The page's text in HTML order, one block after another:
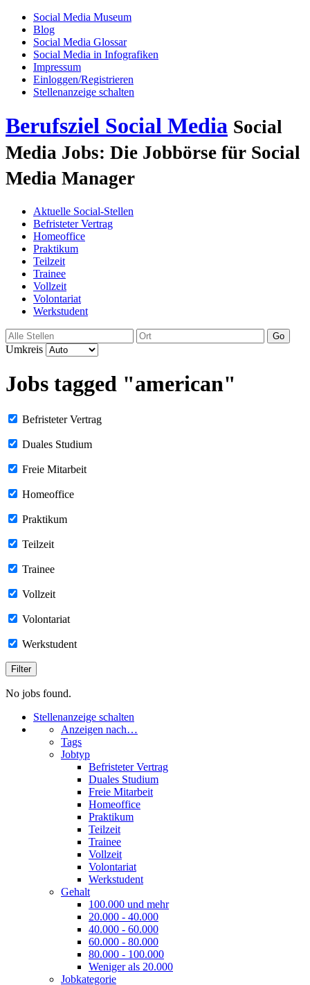
Social Media Museum
Blog
Social Media Glossar
Social Media in Infografiken
Impressum
Einloggen/Registrieren
Stellenanzeige schalten
Berufsziel Social Media Social
Media Jobs: Die Jobbörse für Social
Media Manager
Aktuelle Social-Stellen
Befristeter Vertrag
Homeoffice
Praktikum
Teilzeit
Trainee
Vollzeit
Volontariat
Werkstudent
Go
Umkreis
Jobs tagged "american"
Befristeter Vertrag
Duales Studium
Freie Mitarbeit
Homeoffice
Praktikum
Teilzeit
Trainee
Vollzeit
Volontariat
Werkstudent
No jobs found.
Stellenanzeige schalten
Anzeigen nach…
Tags
Jobtyp
Befristeter Vertrag
Duales Studium
Freie Mitarbeit
Homeoffice
Praktikum
Teilzeit
Trainee
Vollzeit
Volontariat
Werkstudent
Gehalt
100.000 und mehr
20.000 - 40.000
40.000 - 60.000
60.000 - 80.000
80.000 - 100.000
Weniger als 20.000
Jobkategorie